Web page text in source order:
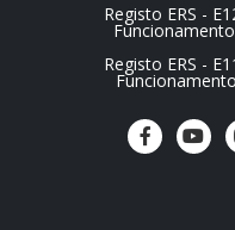
Registo ERS -
Registo ERS -